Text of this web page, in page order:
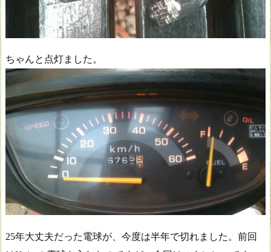
ちゃんと点灯ました。
25年大丈夫だった電球が、今度は半年で切れました。前回